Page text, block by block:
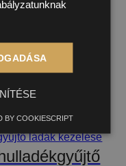
eszközök
való
kínál a hibák
karbantartások
BY COOKIESCRIPT